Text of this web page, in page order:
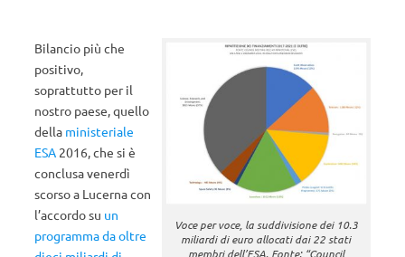
Voce per voce, la suddivisione dei 10.3
miliardi di euro allocati dai 22 stati
membri dell’ESA. Fonte: “Council
Bilancio più che
positivo,
soprattutto per il
nostro paese, quello
della ministeriale
ESA 2016, che si è
conclusa venerdì
scorso a Lucerna con
l’accordo su un
programma da oltre